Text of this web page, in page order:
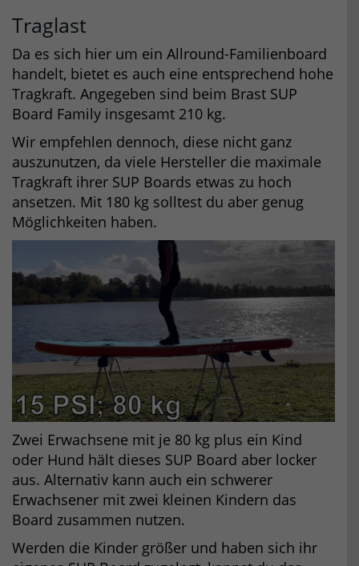
Traglast
Da es sich hier um ein Allround-Familienboard
handelt, bietet es auch eine entsprechend hohe
Tragkraft. Angegeben sind beim Brast SUP
Board Family insgesamt 210 kg.
Wir empfehlen dennoch, diese nicht ganz
auszunutzen, da viele Hersteller die maximale
Tragkraft ihrer SUP Boards etwas zu hoch
ansetzen. Mit 180 kg solltest du aber genug
Möglichkeiten haben.
Zwei Erwachsene mit je 80 kg plus ein Kind
oder Hund hält dieses SUP Board aber locker
aus. Alternativ kann auch ein schwerer
Erwachsener mit zwei kleinen Kindern das
Board zusammen nutzen.
Werden die Kinder größer und haben sich ihr